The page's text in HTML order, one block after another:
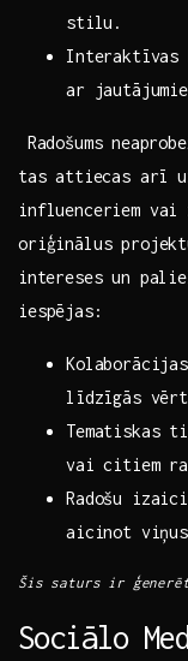
stilu.
Interaktīvas
ar‌
Radošums
tas⁤ attiecas arī
influenceriem vai
oriģinālus
⁢intereses un
iespējas:
līdzīgās
Tematiskas
vai citiem
Radošu
aicinot
Šis saturs ir
Sociālo